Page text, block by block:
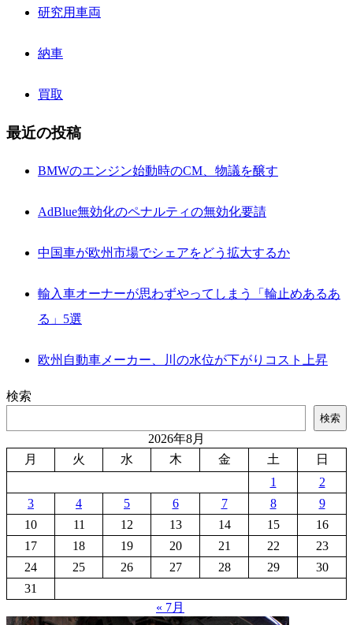
研究用車両
納車
買取
最近の投稿
BMWのエンジン始動時のCM、物議を醸す
AdBlue無効化のペナルティの無効化要請
中国車が欧州市場でシェアをどう拡大するか
輸入車オーナーが思わずやってしまう「輪止めあるあ
る」5選
欧州自動車メーカー、川の水位が下がりコスト上昇
検索
検索
2026年8月
月
火 水 木 金 土
日
1
2
3
4 5 6 7 8
9
10
11 12 13 14 15
16
17
18 19 20 21 22
23
24
25 26 27 28 29
30
31
« 7月